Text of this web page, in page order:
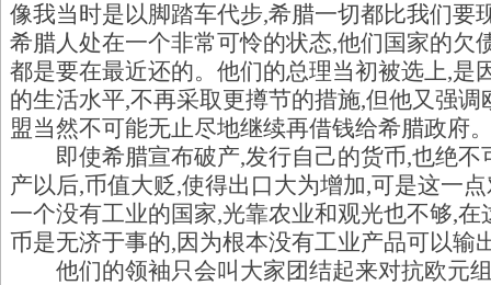
像我当时是以脚踏车代步,希腊一切都比我们要
希腊人处在一个非常可怜的状态,他们国家的欠
都是要在最近还的。他们的总理当初被选上,是
的生活水平,不再采取更撙节的措施,但他又强
盟当然不可能无止尽地继续再借钱给希腊政府
即使希腊宣布破产,发行自己的货币,也绝不
产以后,币值大贬,使得出口大为增加,可是这一
一个没有工业的国家,光靠农业和观光也不够,
币是无济于事的,因为根本没有工业产品可以输
他们的领袖只会叫大家团结起来对抗欧元组